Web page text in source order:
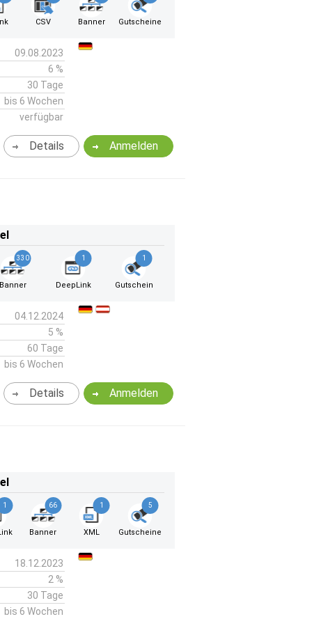
CSV Banner Gutscheine
09.08.2023
6 %
30 Tage
bis 6 Wochen
verfügbar
Anmelden
Details
330 1
DeepLink
1
Gutschein
04.12.2024
5 %
60 Tage
bis 6 Wochen
Anmelden
Details
1 66
Banner
1
XML
5
Gutscheine
18.12.2023
2 %
30 Tage
bis 6 Wochen